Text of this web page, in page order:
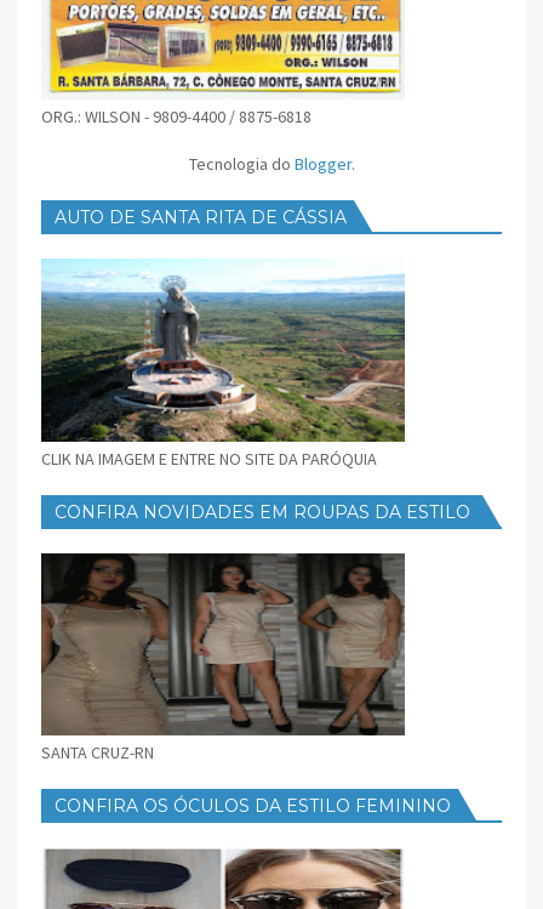
ORG.: WILSON - 9809-4400 / 8875-6818
Tecnologia do Blogger.
AUTO DE SANTA RITA DE CÁSSIA
CLIK NA IMAGEM E ENTRE NO SITE DA PARÓQUIA
CONFIRA NOVIDADES EM ROUPAS DA ESTILO
SANTA CRUZ-RN
CONFIRA OS ÓCULOS DA ESTILO FEMININO